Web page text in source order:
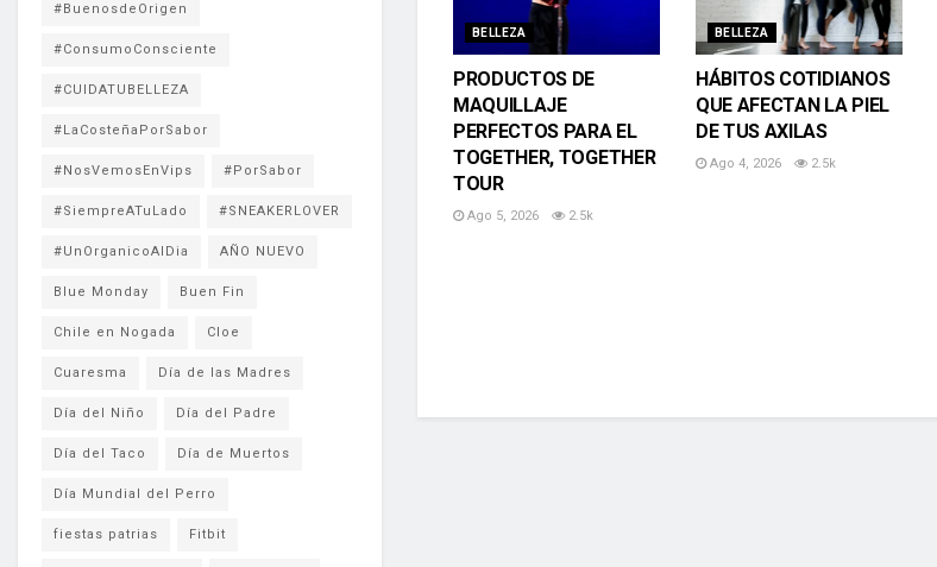
BELLEZA
PRODUCTOS DE
MAQUILLAJE
PERFECTOS PARA EL
TOGETHER, TOGETHER
TOUR
Ago 5, 2026 2.5k
BELLEZA
HÁBITOS COTIDIANOS
QUE AFECTAN LA PIEL
DE TUS AXILAS
Ago 4, 2026 2.5k
#BuenosdeOrigen
#ConsumoConsciente
#CUIDATUBELLEZA
#LaCosteñaPorSabor
#NosVemosEnVips #PorSabor
#SiempreATuLado #SNEAKERLOVER
#UnOrganicoAlDia AÑO NUEVO
Blue Monday Buen Fin
Chile en Nogada Cloe
Cuaresma Día de las Madres
Día del Niño Día del Padre
Día del Taco Día de Muertos
Día Mundial del Perro
fiestas patrias Fitbit